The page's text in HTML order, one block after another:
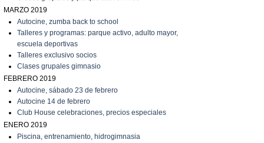
MARZO 2019
Autocine, zumba back to school
Talleres y programas: parque activo, adulto mayor,
escuela deportivas
Talleres exclusivo socios
C lases grupales gimnasio
FEBRERO 2019
Autocine, sábado 23 de febrero
Autocine 14 de febrero
Club House celebraciones, precios especiales
ENERO 2019
Piscina, entrenamiento, hidrogimnasia